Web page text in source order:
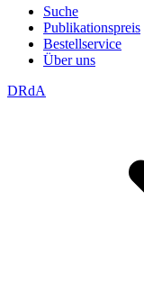
Suche
Publikationspreis
Bestellservice
Über uns
DRdA